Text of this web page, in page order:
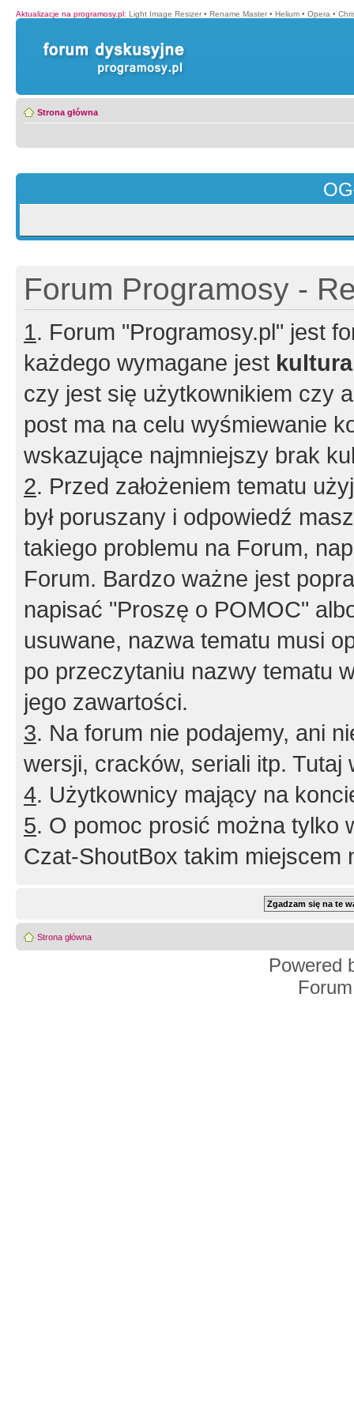
Aktualizacje na programosy.pl: Light Image Resizer • Rename Master • Helium • Opera •
Strona główna
Forum Programosy -
1. Forum "Programosy.pl" jest
każdego wymagane jest
czy jest się użytkownikiem czy
post ma na celu wyśmiewanie
wskazujące najmniejszy brak
2. Przed założeniem tematu
był poruszany i odpowiedź
takiego problemu na Forum,
Forum. Bardzo ważne jest
napisać "Proszę o POMOC"
usuwane, nazwa tematu musi
po przeczytaniu nazwy tematu
jego zawartości.
3. Na forum nie podajemy, ani
wersji, cracków, seriali itp. Tutaj
4. Użytkownicy mający na
5. O pomoc prosić można tylko
Czat-ShoutBox takim miejscem
Strona główna
Powered